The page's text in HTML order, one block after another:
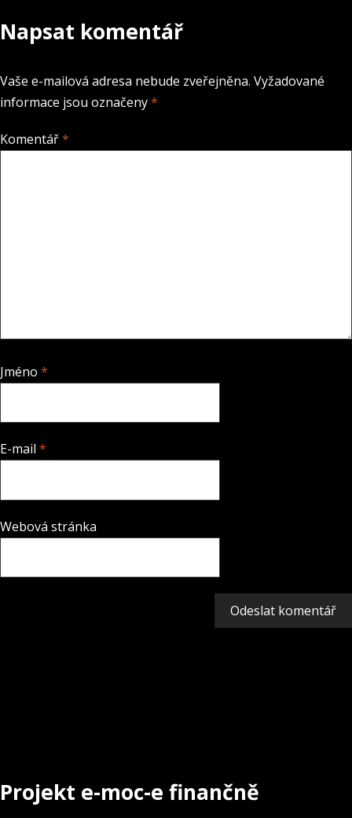
příspěvek
Napsat komentář
Vaše e-mailová adresa nebude zveřejněna. Vyžadované
informace jsou označeny*
Komentář*
Jméno *
E-mail *
Webová stránka
Projekt e-moc-e finančně